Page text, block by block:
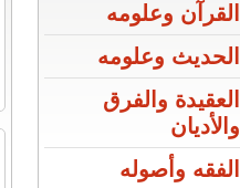
القرآن وعلومه
الحديث وعلومه
العقيدة والفرق
والأديان
الفقه وأصوله